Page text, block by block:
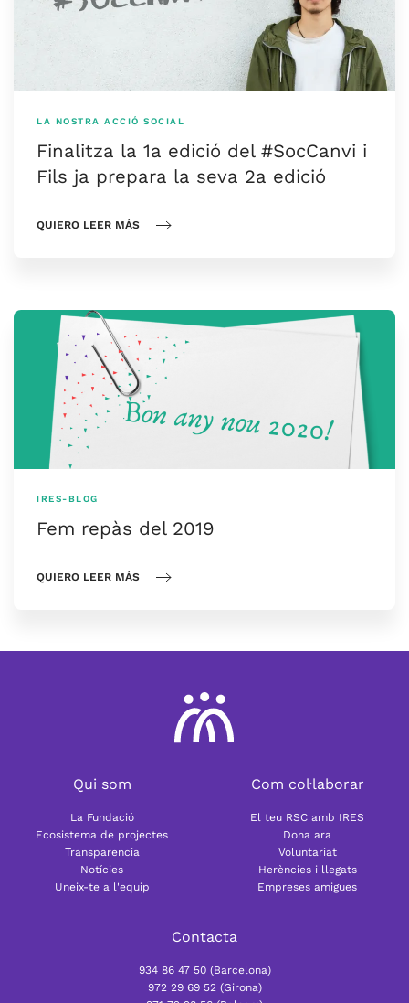
LA NOSTRA ACCIÓ SOCIAL
Finalitza la 1a edició del #SocCanvi i
Fils ja prepara la seva 2a edició
QUIERO LEER MÁS
IRES-BLOG
Fem repàs del 2019
QUIERO LEER MÁS
Qui som
La Fundació
Ecosistema de projectes
Transparencia
Notícies
Uneix-te a l'equip
Com col·laborar
El teu RSC amb IRES
Dona ara
Voluntariat
Herències i llegats
Empreses amigues
Contacta
934 86 47 50 (Barcelona)
972 29 69 52 (Girona)